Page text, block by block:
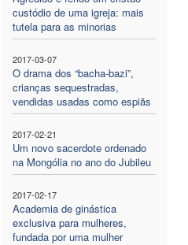
custódio de uma igreja: mais
tutela para as minorias
2017-03-07
O drama dos “bacha-bazi”,
crianças sequestradas,
vendidas usadas como espiãs
2017-02-21
Um novo sacerdote ordenado
na Mongólia no ano do Jubileu
2017-02-17
Academia de ginástica
exclusiva para mulheres,
fundada por uma mulher